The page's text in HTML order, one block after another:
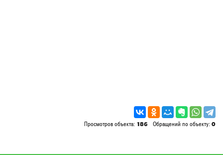
Просмотров объекта: 186 Обращений по объекту:0